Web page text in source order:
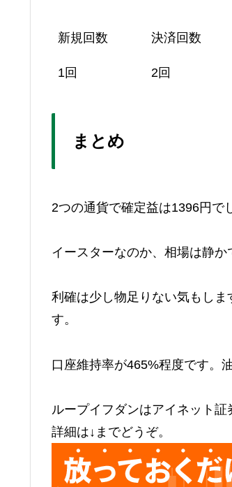
新規回数 決済回数
1回 2回
まとめ
2つの通貨で確定益は1396円で
イースターなのか、相場は静か
利確は少し物足りない気もし
す。
口座維持率が465%程度です。
ループイフダンはアイネット証
詳細は↓までどうぞ。